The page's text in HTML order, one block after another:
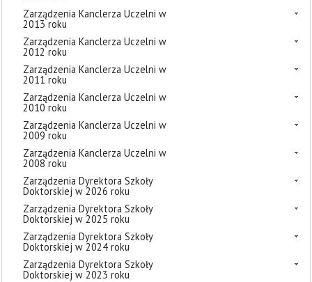
Zarządzenia Kanclerza Uczelni w
2013 roku
Zarządzenia Kanclerza Uczelni w
2012 roku
Zarządzenia Kanclerza Uczelni w
2011 roku
Zarządzenia Kanclerza Uczelni w
2010 roku
Zarządzenia Kanclerza Uczelni w
2009 roku
Zarządzenia Kanclerza Uczelni w
2008 roku
Zarządzenia Dyrektora Szkoły
Doktorskiej w 2026 roku
Zarządzenia Dyrektora Szkoły
Doktorskiej w 2025 roku
Zarządzenia Dyrektora Szkoły
Doktorskiej w 2024 roku
Zarządzenia Dyrektora Szkoły
Doktorskiej w 2023 roku